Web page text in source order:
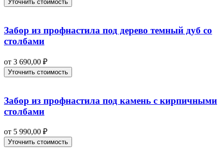
Уточнить стоимость
Забор из профнастила под дерево темный дуб со
столбами
от 3 690,00 ₽
Уточнить стоимость
Забор из профнастила под камень с кирпичными
столбами
от 5 990,00 ₽
Уточнить стоимость